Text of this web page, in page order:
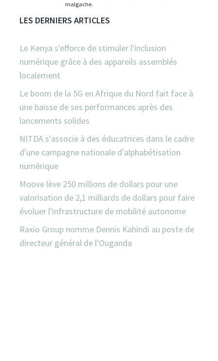
malgache.
LES DERNIERS ARTICLES
Le Kenya s'efforce de stimuler l'inclusion
numérique grâce à des appareils assemblés
localement
Le boom de la 5G en Afrique du Nord fait face à
une baisse de ses performances après des
lancements solides
NITDA s'associe à des éducatrices dans le cadre
d'une campagne nationale d'alphabétisation
numérique
Moove lève 250 millions de dollars pour une
valorisation de 2,1 milliards de dollars pour faire
évoluer l'infrastructure de mobilité autonome
Raxio Group nomme Dennis Kahindi au poste de
directeur général de l'Ouganda